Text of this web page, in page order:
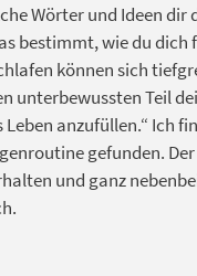
Wörter und Ideen dir
bestimmt, wie du dich
können sich
unterbewussten Teil
anzufüllen.“ Ich
gefunden.
und ganz